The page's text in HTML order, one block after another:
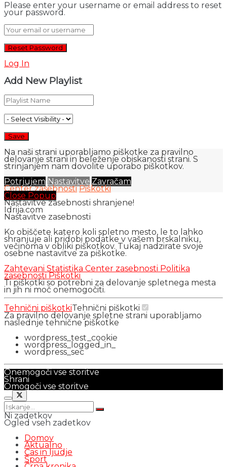
Please enter your username or email address to reset
your password.
Log In
Add New Playlist
Na naši strani uporabljamo piškotke za pravilno
delovanje strani in beleženje obiskanosti strani. S
strinjanjem nam dovolite uporabo piškotkov.
Potrjujem Nastavitve Zavračam
Center zasebnosti Piškotki
Close Popup
Nastavitve zasebnosti shranjene!
Idrija.com
Nastavitve zasebnosti
Ko obiščete katero koli spletno mesto, le to lahko
shranjuje ali pridobi podatke v vašem brskalniku,
večinoma v obliki piškotkov. Tukaj nadzirate svoje
osebne nastavitve za piškotke.
Zahtevani Statistika Center zasebnosti Politika
zasebnostiPiškotki
Ti piškotki so potrebni za delovanje spletnega mesta
in jih ni moč onemogočiti.
Tehnični piškotkiTehnični piškotki
Za pravilno delovanje spletne strani uporabljamo
naslednje tehnične piškotke
wordpress_test_cookie
wordpress_logged_in_
wordpress_sec
Onemogoči vse storitve
Shrani
Omogoči vse storitve
Ni zadetkov
Ogled vseh zadetkov
Domov
Aktualno
Čas in ljudje
Šport